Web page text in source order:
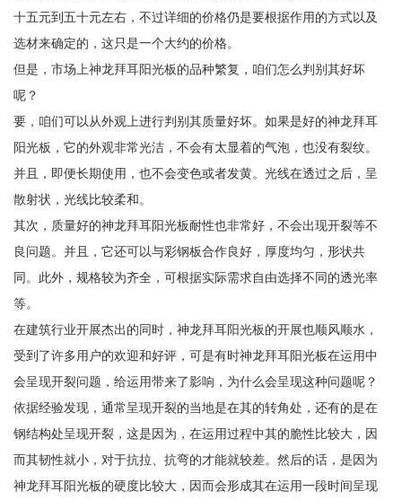
十五元到五十元左右，不过详细的价格仍是要根据作用的方式以及
选材来确定的，这只是一个大约的价格。
但是，市场上神龙拜耳阳光板的品种繁复，咱们怎么判别其好坏
呢？
要，咱们可以从外观上进行判别其质量好坏。如果是好的神龙拜耳
阳光板，它的外观非常光洁，不会有太显着的气泡，也没有裂纹。
并且，即便长期使用，也不会变色或者发黄。光线在透过之后，呈
散射状，光线比较柔和。
其次，质量好的神龙拜耳阳光板耐性也非常好，不会出现开裂等不
良问题。并且，它还可以与彩钢板合作良好，厚度均匀，形状共
同。此外，规格较为齐全，可根据实际需求自由选择不同的透光率
等。
在建筑行业开展杰出的同时，神龙拜耳阳光板的开展也顺风顺水，
受到了许多用户的欢迎和好评，可是有时神龙拜耳阳光板在运用中
会呈现开裂问题，给运用带来了影响，为什么会呈现这种问题呢？
依据经验发现，通常呈现开裂的当地是在其的转角处，还有的是在
钢结构处呈现开裂，这是因为，在运用过程中其的脆性比较大，因
而其韧性就小，对于抗拉、抗弯的才能就较差。然后的话，是因为
神龙拜耳阳光板的硬度比较大，因而会形成其在运用一段时间呈现